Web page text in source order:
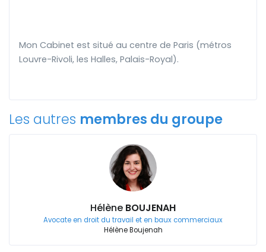
Mon Cabinet est situé au centre de Paris (métros
Louvre-Rivoli, les Halles, Palais-Royal).
Les autres membres du groupe
Hélène BOUJENAH
Avocate en droit du travail et en baux commerciaux
Hélène Boujenah